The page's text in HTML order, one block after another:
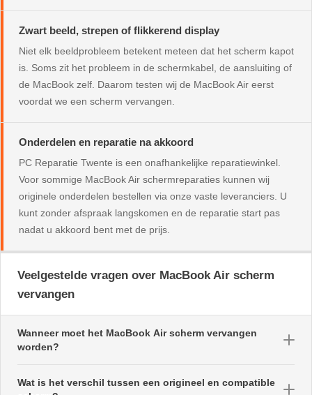
Zwart beeld, strepen of flikkerend display
Niet elk beeldprobleem betekent meteen dat het scherm kapot
is. Soms zit het probleem in de schermkabel, de aansluiting of
de MacBook zelf. Daarom testen wij de MacBook Air eerst
voordat we een scherm vervangen.
Onderdelen en reparatie na akkoord
PC Reparatie Twente is een onafhankelijke reparatiewinkel.
Voor sommige MacBook Air schermreparaties kunnen wij
originele onderdelen bestellen via onze vaste leveranciers. U
kunt zonder afspraak langskomen en de reparatie start pas
nadat u akkoord bent met de prijs.
Veelgestelde vragen over MacBook Air scherm
vervangen
Wanneer moet het MacBook Air scherm vervangen
worden?
strepen of een display dat helemaal geen beeld meer geeft.
Wat is het verschil tussen een origineel en compatible